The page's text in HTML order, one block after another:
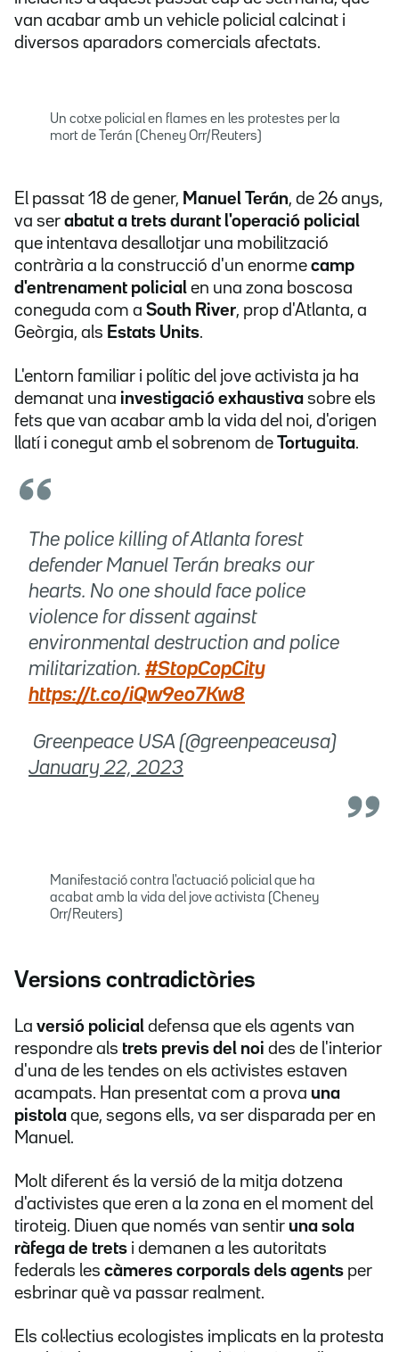
van acabar amb un vehicle policial calcinat i
diversos aparadors comercials afectats.
Un cotxe policial en flames en les protestes per la
mort de Terán (Cheney Orr/Reuters)
El passat 18 de gener, Manuel Terán, de 26 anys,
va ser abatut a trets durant l'operació policial
que intentava desallotjar una mobilització
contrària a la construcció d'un enorme camp
d'entrenament policial en una zona boscosa
coneguda com a South River, prop d'Atlanta, a
Geòrgia, als Estats Units.
L'entorn familiar i polític del jove activista ja ha
demanat una investigació exhaustiva sobre els
fets que van acabar amb la vida del noi, d'origen
llatí i conegut amb el sobrenom de Tortuguita.
The police killing of Atlanta forest
defender Manuel Terán breaks our
hearts. No one should face police
violence for dissent against
environmental destruction and police
militarization. #StopCopCity
https://t.co/iQw9eo7Kw8
 Greenpeace USA (@greenpeaceusa)
January 22, 2023
Manifestació contra l'actuació policial que ha
acabat amb la vida del jove activista (Cheney
Orr/Reuters)
Versions contradictòries
La versió policial defensa que els agents van
respondre als trets previs del noi des de l'interior
d'una de les tendes on els activistes estaven
acampats. Han presentat com a prova una
pistola que, segons ells, va ser disparada per en
Manuel.
Molt diferent és la versió de la mitja dotzena
d'activistes que eren a la zona en el moment del
tiroteig. Diuen que només van sentir una sola
ràfega de trets i demanen a les autoritats
federals les càmeres corporals dels agents per
esbrinar què va passar realment.
Els col·lectius ecologistes implicats en la protesta